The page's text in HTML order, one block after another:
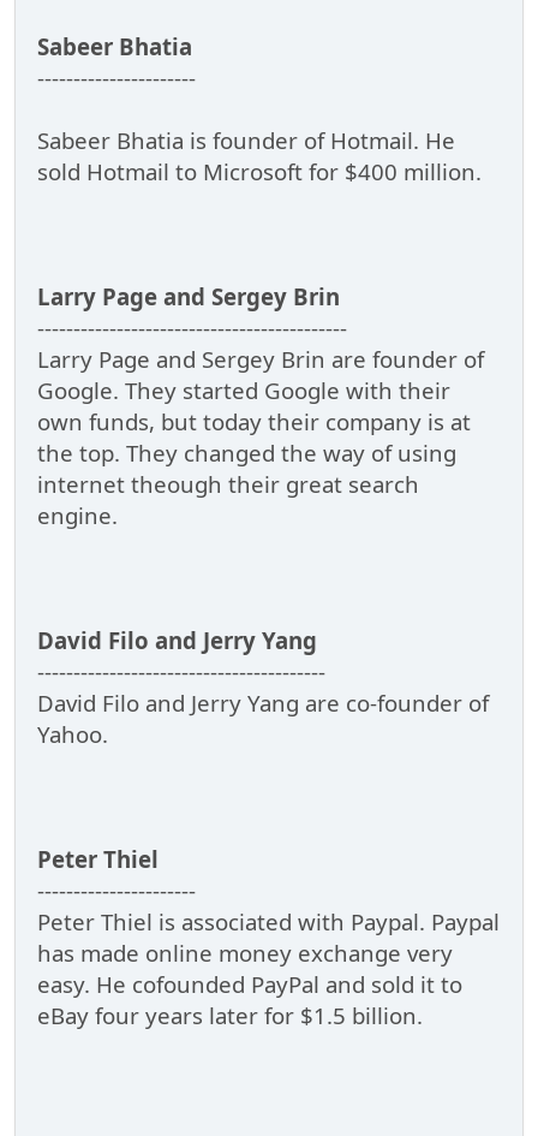
Sabeer Bhatia
----------------------
Sabeer Bhatia is founder of Hotmail. He
sold Hotmail to Microsoft for $400 million.
Larry Page and Sergey Brin
-------------------------------------------
Larry Page and Sergey Brin are founder of
Google. They started Google with their
own funds, but today their company is at
the top. They changed the way of using
internet theough their great search
engine.
David Filo and Jerry Yang
----------------------------------------
David Filo and Jerry Yang are co-founder of
Yahoo.
Peter Thiel
----------------------
Peter Thiel is associated with Paypal. Paypal
has made online money exchange very
easy. He cofounded PayPal and sold it to
eBay four years later for $1.5 billion.